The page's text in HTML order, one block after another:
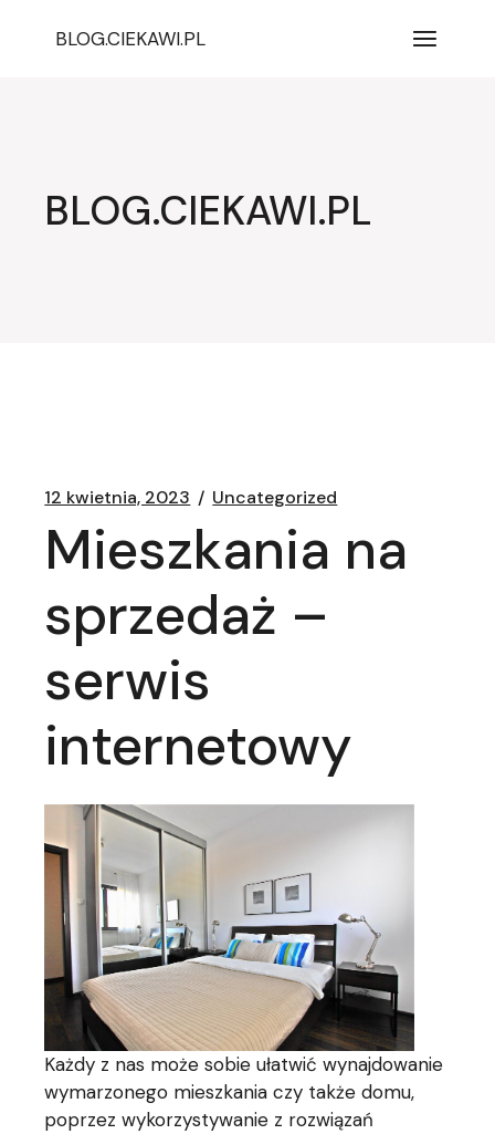
BLOG.CIEKAWI.PL
BLOG.CIEKAWI.PL
12 kwietnia, 2023 Uncategorized
Mieszkania na
sprzedaż –
serwis
internetowy
Każdy z nas może sobie ułatwić wynajdowanie
wymarzonego mieszkania czy także domu,
poprzez wykorzystywanie z rozwiązań